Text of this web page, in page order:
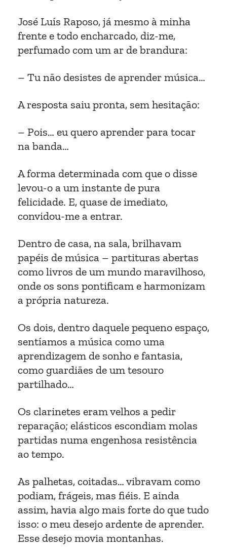
José Luís Raposo, já mesmo à minha
frente e todo encharcado, diz-me,
perfumado com um ar de brandura:
– Tu não desistes de aprender música…
A resposta saiu pronta, sem hesitação:
– Pois… eu quero aprender para tocar
na banda…
A forma determinada com que o disse
levou-o a um instante de pura
felicidade. E, quase de imediato,
convidou-me a entrar.
Dentro de casa, na sala, brilhavam
papéis de música – partituras abertas
como livros de um mundo maravilhoso,
onde os sons pontificam e harmonizam
a própria natureza.
Os dois, dentro daquele pequeno espaço,
sentíamos a música como uma
aprendizagem de sonho e fantasia,
como guardiães de um tesouro
partilhado…
Os clarinetes eram velhos a pedir
reparação; elásticos escondiam molas
partidas numa engenhosa resistência
ao tempo.
As palhetas, coitadas… vibravam como
podiam, frágeis, mas fiéis. E ainda
assim, havia algo mais forte do que tudo
isso: o meu desejo ardente de aprender.
Esse desejo movia montanhas.